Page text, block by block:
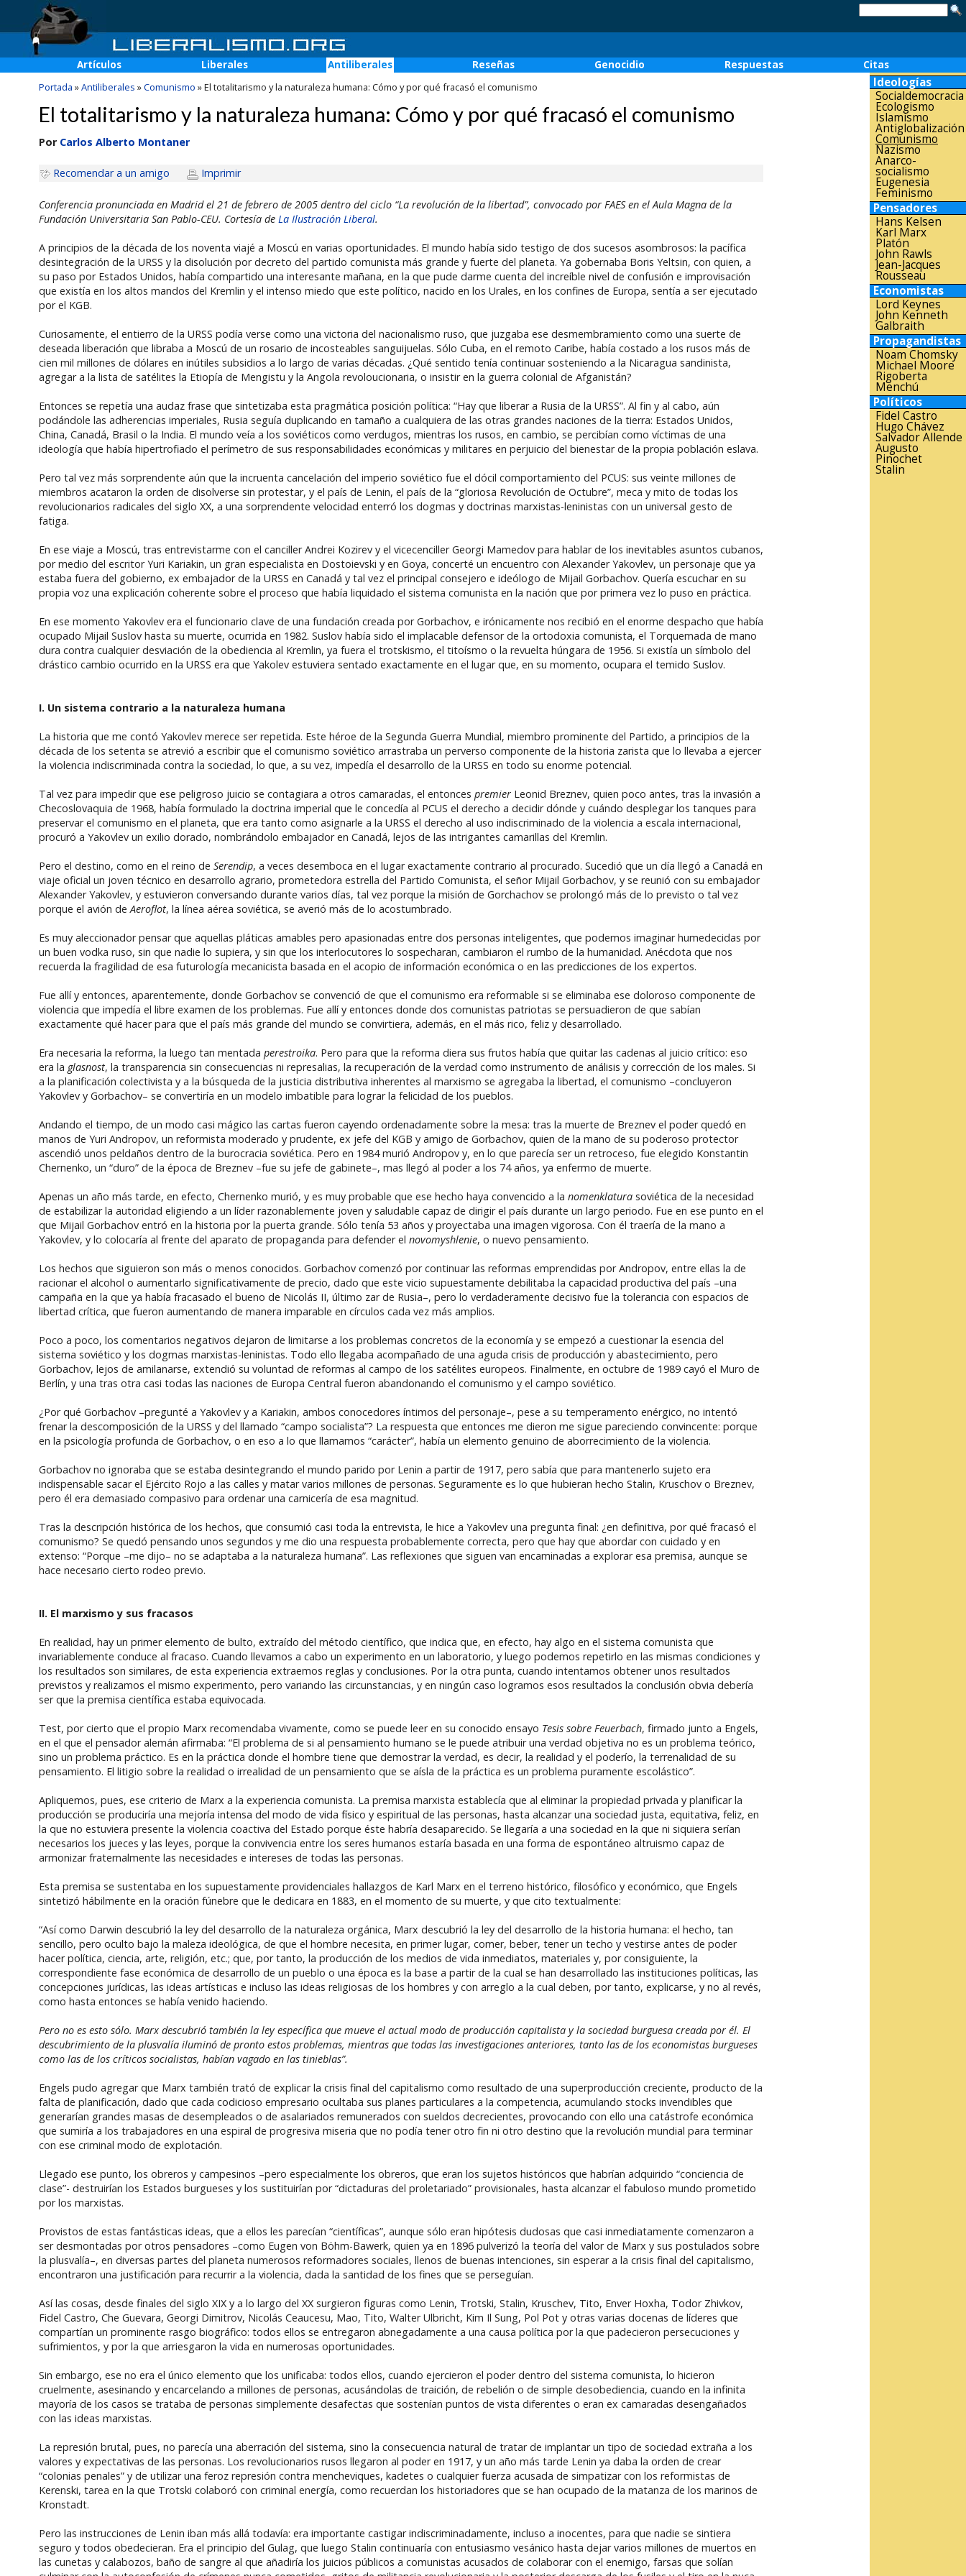
Artículos Liberales Antiliberales Reseñas Genocidio Respuestas
Citas
Portada »Antiliberales »Comunismo »El totalitarismo y la naturaleza humana: Cómo y por qué fracasó el comunismo
El totalitarismo y la naturaleza humana: Cómo y por qué fracasó el comunismo
Por Carlos Alberto Montaner
Recomendar a un amigo Imprimir
Conferencia pronunciada en Madrid el 21 de febrero de 2005 dentro del ciclo “La revolución de la libertad”, convocado por FAES en el Aula Magna de la
Fundación Universitaria San Pablo-CEU. Cortesía de La Ilustración Liberal.
A principios de la década de los noventa viajé a Moscú en varias oportunidades. El mundo había sido testigo de dos sucesos asombrosos: la pacífica
desintegración de la URSS y la disolución por decreto del partido comunista más grande y fuerte del planeta. Ya gobernaba Boris Yeltsin, con quien, a
su paso por Estados Unidos, había compartido una interesante mañana, en la que pude darme cuenta del increíble nivel de confusión e improvisación
que existía en los altos mandos del Kremlin y el intenso miedo que este político, nacido en los Urales, en los confines de Europa, sentía a ser ejecutado
por el KGB.
Curiosamente, el entierro de la URSS podía verse como una victoria del nacionalismo ruso, que juzgaba ese desmembramiento como una suerte de
deseada liberación que libraba a Moscú de un rosario de incosteables sanguijuelas. Sólo Cuba, en el remoto Caribe, había costado a los rusos más de
cien mil millones de dólares en inútiles subsidios a lo largo de varias décadas. ¿Qué sentido tenía continuar sosteniendo a la Nicaragua sandinista,
agregar a la lista de satélites la Etiopía de Mengistu y la Angola revoloucionaria, o insistir en la guerra colonial de Afganistán?
Entonces se repetía una audaz frase que sintetizaba esta pragmática posición política: “Hay que liberar a Rusia de la URSS”. Al fin y al cabo, aún
podándole las adherencias imperiales, Rusia seguía duplicando en tamaño a cualquiera de las otras grandes naciones de la tierra: Estados Unidos,
China, Canadá, Brasil o la India. El mundo veía a los soviéticos como verdugos, mientras los rusos, en cambio, se percibían como víctimas de una
ideología que había hipertrofiado el perímetro de sus responsabilidades económicas y militares en perjuicio del bienestar de la propia población eslava.
Pero tal vez más sorprendente aún que la incruenta cancelación del imperio soviético fue el dócil comportamiento del PCUS: sus veinte millones de
miembros acataron la orden de disolverse sin protestar, y el país de Lenin, el país de la “gloriosa Revolución de Octubre”, meca y mito de todas los
revolucionarios radicales del siglo XX, a una sorprendente velocidad enterró los dogmas y doctrinas marxistas-leninistas con un universal gesto de
fatiga.
En ese viaje a Moscú, tras entrevistarme con el canciller Andrei Kozirev y el vicecenciller Georgi Mamedov para hablar de los inevitables asuntos cubanos,
por medio del escritor Yuri Kariakin, un gran especialista en Dostoievski y en Goya, concerté un encuentro con Alexander Yakovlev, un personaje que ya
estaba fuera del gobierno, ex embajador de la URSS en Canadá y tal vez el principal consejero e ideólogo de Mijail Gorbachov. Quería escuchar en su
propia voz una explicación coherente sobre el proceso que había liquidado el sistema comunista en la nación que por primera vez lo puso en práctica.
En ese momento Yakovlev era el funcionario clave de una fundación creada por Gorbachov, e irónicamente nos recibió en el enorme despacho que había
ocupado Mijail Suslov hasta su muerte, ocurrida en 1982. Suslov había sido el implacable defensor de la ortodoxia comunista, el Torquemada de mano
dura contra cualquier desviación de la obediencia al Kremlin, ya fuera el trotskismo, el titoísmo o la revuelta húngara de 1956. Si existía un símbolo del
drástico cambio ocurrido en la URSS era que Yakolev estuviera sentado exactamente en el lugar que, en su momento, ocupara el temido Suslov.
I. Un sistema contrario a la naturaleza humana
La historia que me contó Yakovlev merece ser repetida. Este héroe de la Segunda Guerra Mundial, miembro prominente del Partido, a principios de la
década de los setenta se atrevió a escribir que el comunismo soviético arrastraba un perverso componente de la historia zarista que lo llevaba a ejercer
la violencia indiscriminada contra la sociedad, lo que, a su vez, impedía el desarrollo de la URSS en todo su enorme potencial.
Tal vez para impedir que ese peligroso juicio se contagiara a otros camaradas, el entonces premierLeonid Breznev, quien poco antes, tras la invasión a
Checoslovaquia de 1968, había formulado la doctrina imperial que le concedía al PCUS el derecho a decidir dónde y cuándo desplegar los tanques para
preservar el comunismo en el planeta, que era tanto como asignarle a la URSS el derecho al uso indiscriminado de la violencia a escala internacional,
procuró a Yakovlev un exilio dorado, nombrándolo embajador en Canadá, lejos de las intrigantes camarillas del Kremlin.
Pero el destino, como en el reino de Serendip, a veces desemboca en el lugar exactamente contrario al procurado. Sucedió que un día llegó a Canadá en
viaje oficial un joven técnico en desarrollo agrario, prometedora estrella del Partido Comunista, el señor Mijail Gorbachov, y se reunió con su embajador
Alexander Yakovlev, y estuvieron conversando durante varios días, tal vez porque la misión de Gorchachov se prolongó más de lo previsto o tal vez
porque el avión deAeroflot, la línea aérea soviética, se averió más de lo acostumbrado.
Es muy aleccionador pensar que aquellas pláticas amables pero apasionadas entre dos personas inteligentes, que podemos imaginar humedecidas por
un buen vodka ruso, sin que nadie lo supiera, y sin que los interlocutores lo sospecharan, cambiaron el rumbo de la humanidad. Anécdota que nos
recuerda la fragilidad de esa futurología mecanicista basada en el acopio de información económica o en las predicciones de los expertos.
Fue allí y entonces, aparentemente, donde Gorbachov se convenció de que el comunismo era reformable si se eliminaba ese doloroso componente de
violencia que impedía el libre examen de los problemas. Fue allí y entonces donde dos comunistas patriotas se persuadieron de que sabían
exactamente qué hacer para que el país más grande del mundo se convirtiera, además, en el más rico, feliz y desarrollado.
Era necesaria la reforma, la luego tan mentada perestroika. Pero para que la reforma diera sus frutos había que quitar las cadenas al juicio crítico: eso
era la glasnost, la transparencia sin consecuencias ni represalias, la recuperación de la verdad como instrumento de análisis y corrección de los males. Si
a la planificación colectivista y a la búsqueda de la justicia distributiva inherentes al marxismo se agregaba la libertad, el comunismo –concluyeron
Yakovlev y Gorbachov– se convertiría en un modelo imbatible para lograr la felicidad de los pueblos.
Andando el tiempo, de un modo casi mágico las cartas fueron cayendo ordenadamente sobre la mesa: tras la muerte de Breznev el poder quedó en
manos de Yuri Andropov, un reformista moderado y prudente, ex jefe del KGB y amigo de Gorbachov, quien de la mano de su poderoso protector
ascendió unos peldaños dentro de la burocracia soviética. Pero en 1984 murió Andropov y, en lo que parecía ser un retroceso, fue elegido Konstantin
Chernenko, un “duro” de la época de Breznev –fue su jefe de gabinete–, mas llegó al poder a los 74 años, ya enfermo de muerte.
Apenas un año más tarde, en efecto, Chernenko murió, y es muy probable que ese hecho haya convencido a la nomenklaturasoviética de la necesidad
de estabilizar la autoridad eligiendo a un líder razonablemente joven y saludable capaz de dirigir el país durante un largo periodo. Fue en ese punto en el
que Mijail Gorbachov entró en la historia por la puerta grande. Sólo tenía 53 años y proyectaba una imagen vigorosa. Con él traería de la mano a
Yakovlev, y lo colocaría al frente del aparato de propaganda para defender el novomyshlenie, o nuevo pensamiento.
Los hechos que siguieron son más o menos conocidos. Gorbachov comenzó por continuar las reformas emprendidas por Andropov, entre ellas la de
racionar el alcohol o aumentarlo significativamente de precio, dado que este vicio supuestamente debilitaba la capacidad productiva del país –una
campaña en la que ya había fracasado el bueno de Nicolás II, último zar de Rusia–, pero lo verdaderamente decisivo fue la tolerancia con espacios de
libertad crítica, que fueron aumentando de manera imparable en círculos cada vez más amplios.
Poco a poco, los comentarios negativos dejaron de limitarse a los problemas concretos de la economía y se empezó a cuestionar la esencia del
sistema soviético y los dogmas marxistas-leninistas. Todo ello llegaba acompañado de una aguda crisis de producción y abastecimiento, pero
Gorbachov, lejos de amilanarse, extendió su voluntad de reformas al campo de los satélites europeos. Finalmente, en octubre de 1989 cayó el Muro de
Berlín, y una tras otra casi todas las naciones de Europa Central fueron abandonando el comunismo y el campo soviético.
¿Por qué Gorbachov –pregunté a Yakovlev y a Kariakin, ambos conocedores íntimos del personaje–, pese a su temperamento enérgico, no intentó
frenar la descomposición de la URSS y del llamado “campo socialista”? La respuesta que entonces me dieron me sigue pareciendo convincente: porque
en la psicología profunda de Gorbachov, o en eso a lo que llamamos “carácter”, había un elemento genuino de aborrecimiento de la violencia.
Gorbachov no ignoraba que se estaba desintegrando el mundo parido por Lenin a partir de 1917, pero sabía que para mantenerlo sujeto era
indispensable sacar el Ejército Rojo a las calles y matar varios millones de personas. Seguramente es lo que hubieran hecho Stalin, Kruschov o Breznev,
pero él era demasiado compasivo para ordenar una carnicería de esa magnitud.
Tras la descripción histórica de los hechos, que consumió casi toda la entrevista, le hice a Yakovlev una pregunta final: ¿en definitiva, por qué fracasó el
comunismo? Se quedó pensando unos segundos y me dio una respuesta probablemente correcta, pero que hay que abordar con cuidado y en
extenso: “Porque –me dijo– no se adaptaba a la naturaleza humana”. Las reflexiones que siguen van encaminadas a explorar esa premisa, aunque se
hace necesario cierto rodeo previo.
II. El marxismo y sus fracasos
En realidad, hay un primer elemento de bulto, extraído del método científico, que indica que, en efecto, hay algo en el sistema comunista que
invariablemente conduce al fracaso. Cuando llevamos a cabo un experimento en un laboratorio, y luego podemos repetirlo en las mismas condiciones y
los resultados son similares, de esta experiencia extraemos reglas y conclusiones. Por la otra punta, cuando intentamos obtener unos resultados
previstos y realizamos el mismo experimento, pero variando las circunstancias, y en ningún caso logramos esos resultados la conclusión obvia debería
ser que la premisa científica estaba equivocada.
Test, por cierto que el propio Marx recomendaba vivamente, como se puede leer en su conocido ensayo Tesis sobre Feuerbach, firmado junto a Engels,
en el que el pensador alemán afirmaba: “El problema de si al pensamiento humano se le puede atribuir una verdad objetiva no es un problema teórico,
sino un problema práctico. Es en la práctica donde el hombre tiene que demostrar la verdad, es decir, la realidad y el poderío, la terrenalidad de su
pensamiento. El litigio sobre la realidad o irrealidad de un pensamiento que se aísla de la práctica es un problema puramente escolástico”.
Apliquemos, pues, ese criterio de Marx a la experiencia comunista. La premisa marxista establecía que al eliminar la propiedad privada y planificar la
producción se produciría una mejoría intensa del modo de vida físico y espiritual de las personas, hasta alcanzar una sociedad justa, equitativa, feliz, en
la que no estuviera presente la violencia coactiva del Estado porque éste habría desaparecido. Se llegaría a una sociedad en la que ni siquiera serían
necesarios los jueces y las leyes, porque la convivencia entre los seres humanos estaría basada en una forma de espontáneo altruismo capaz de
armonizar fraternalmente las necesidades e intereses de todas las personas.
Esta premisa se sustentaba en los supuestamente providenciales hallazgos de Karl Marx en el terreno histórico, filosófico y económico, que Engels
sintetizó hábilmente en la oración fúnebre que le dedicara en 1883, en el momento de su muerte, y que cito textualmente:
“Así como Darwin descubrió la ley del desarrollo de la naturaleza orgánica, Marx descubrió la ley del desarrollo de la historia humana: el hecho, tan
sencillo, pero oculto bajo la maleza ideológica, de que el hombre necesita, en primer lugar, comer, beber, tener un techo y vestirse antes de poder
hacer política, ciencia, arte, religión, etc.; que, por tanto, la producción de los medios de vida inmediatos, materiales y, por consiguiente, la
correspondiente fase económica de desarrollo de un pueblo o una época es la base a partir de la cual se han desarrollado las instituciones políticas, las
concepciones jurídicas, las ideas artísticas e incluso las ideas religiosas de los hombres y con arreglo a la cual deben, por tanto, explicarse, y no al revés,
como hasta entonces se había venido haciendo.
Pero no es esto sólo. Marx descubrió también la ley específica que mueve el actual modo de producción capitalista y la sociedad burguesa creada por él. El
descubrimiento de la plusvalía iluminó de pronto estos problemas, mientras que todas las investigaciones anteriores, tanto las de los economistas burgueses
como las de los críticos socialistas, habían vagado en las tinieblas”.
Engels pudo agregar que Marx también trató de explicar la crisis final del capitalismo como resultado de una superproducción creciente, producto de la
falta de planificación, dado que cada codicioso empresario ocultaba sus planes particulares a la competencia, acumulando stocks invendibles que
generarían grandes masas de desempleados o de asalariados remunerados con sueldos decrecientes, provocando con ello una catástrofe económica
que sumiría a los trabajadores en una espiral de progresiva miseria que no podía tener otro fin ni otro destino que la revolución mundial para terminar
con ese criminal modo de explotación.
Llegado ese punto, los obreros y campesinos –pero especialmente los obreros, que eran los sujetos históricos que habrían adquirido “conciencia de
clase”- destruirían los Estados burgueses y los sustituirían por “dictaduras del proletariado” provisionales, hasta alcanzar el fabuloso mundo prometido
por los marxistas.
Provistos de estas fantásticas ideas, que a ellos les parecían “científicas”, aunque sólo eran hipótesis dudosas que casi inmediatamente comenzaron a
ser desmontadas por otros pensadores –como Eugen von Böhm-Bawerk, quien ya en 1896 pulverizó la teoría del valor de Marx y sus postulados sobre
la plusvalía–, en diversas partes del planeta numerosos reformadores sociales, llenos de buenas intenciones, sin esperar a la crisis final del capitalismo,
encontraron una justificación para recurrir a la violencia, dada la santidad de los fines que se perseguían.
Así las cosas, desde finales del siglo XIX y a lo largo del XX surgieron figuras como Lenin, Trotski, Stalin, Kruschev, Tito, Enver Hoxha, Todor Zhivkov,
Fidel Castro, Che Guevara, Georgi Dimitrov, Nicolás Ceaucesu, Mao, Tito, Walter Ulbricht, Kim Il Sung, Pol Pot y otras varias docenas de líderes que
compartían un prominente rasgo biográfico: todos ellos se entregaron abnegadamente a una causa política por la que padecieron persecuciones y
sufrimientos, y por la que arriesgaron la vida en numerosas oportunidades.
Sin embargo, ese no era el único elemento que los unificaba: todos ellos, cuando ejercieron el poder dentro del sistema comunista, lo hicieron
cruelmente, asesinando y encarcelando a millones de personas, acusándolas de traición, de rebelión o de simple desobediencia, cuando en la infinita
mayoría de los casos se trataba de personas simplemente desafectas que sostenían puntos de vista diferentes o eran ex camaradas desengañados
con las ideas marxistas.
La represión brutal, pues, no parecía una aberración del sistema, sino la consecuencia natural de tratar de implantar un tipo de sociedad extraña a los
valores y expectativas de las personas. Los revolucionarios rusos llegaron al poder en 1917, y un año más tarde Lenin ya daba la orden de crear
“colonias penales” y de utilizar una feroz represión contra mencheviques, kadetes o cualquier fuerza acusada de simpatizar con los reformistas de
Kerenski, tarea en la que Trotski colaboró con criminal energía, como recuerdan los historiadores que se han ocupado de la matanza de los marinos de
Kronstadt.
Pero las instrucciones de Lenin iban más allá todavía: era importante castigar indiscriminadamente, incluso a inocentes, para que nadie se sintiera
seguro y todos obedecieran. Era el principio del Gulag, que luego Stalin continuaría con entusiasmo vesánico hasta dejar varios millones de muertos en
las cunetas y calabozos, baño de sangre al que añadiría los juicios públicos a comunistas acusados de colaborar con el enemigo, farsas que solían
Ideologías
Socialdemocracia
Ecologismo
Islamismo
Antiglobalización
Comunismo
Nazismo
Anarco-
socialismo
Eugenesia
Feminismo
Pensadores
Hans Kelsen
Karl Marx
Platón
John Rawls
Jean-Jacques
Rousseau
Economistas
Lord Keynes
John Kenneth
Galbraith
Propagandistas
Noam Chomsky
Michael Moore
Rigoberta
Menchú
Políticos
Fidel Castro
Hugo Chávez
Salvador Allende
Augusto
Pinochet
Stalin